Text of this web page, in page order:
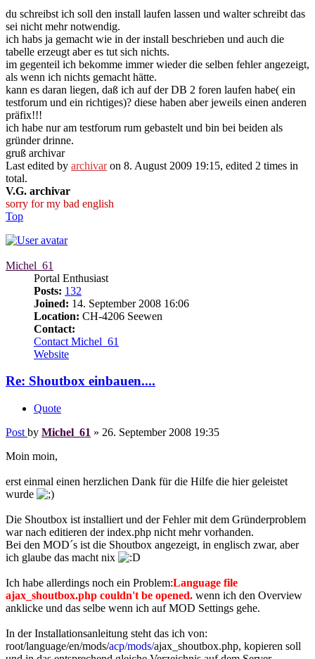
du schreibst ich soll den install laufen lassen und walter schreibt das
sei nicht mehr notwendig.
ich habs ja gemacht wie in der install beschrieben und auch die
tabelle erzeugt aber es tut sich nichts.
im gegenteil ich bekomme immer wieder die selben fehler angezeigt,
als wenn ich nichts gemacht hätte.
kann es daran liegen, daß ich auf der DB 2 foren laufen habe( ein
testforum und ein richtiges)? diese haben aber jeweils einen anderen
präfix!!!
ich habe nur am testforum rum gebastelt und bin bei beiden als
gründer drinne.
gruß archivar
Last edited by archivaron 8. August 2009 19:15, edited 2 times in
total.
V.G. archivar
sorry for my bad english
Top
Michel_61
Portal Enthusiast
Posts: 132
Joined: 14. September 2008 16:06
Location: CH-4206 Seewen
Contact:
Contact Michel_61
Website
Re: Shoutbox einbauen....
Quote
Post by Michel_61 » 26. September 2008 19:35
Moin moin,
erst einmal einen herzlichen Dank für die Hilfe die hier geleistet
wurde
Die Shoutbox ist installiert und der Fehler mit dem Gründerproblem
war nach editieren der index.php nicht mehr vorhanden.
Bei den MOD´s ist die Shoutbox angezeigt, in englisch zwar, aber
ich glaube das macht nix
Ich habe allerdings noch ein Problem:Language file
ajax_shoutbox.php couldn't be opened. wenn ich den Overview
anklicke und das selbe wenn ich auf MOD Settings gehe.
In der Installationsanleitung steht das ich von:
root/language/en/mods/acp/mods/ajax_shoutbox.php, kopieren soll